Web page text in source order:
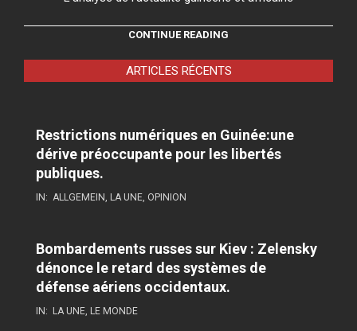
CONTINUE READING
ARTICLES RÉCENTS
Restrictions numériques en Guinée:une
dérive préoccupante pour les libertés
publiques.
IN: ALLGEMEIN, LA UNE, OPINION
Bombardements russes sur Kiev : Zelensky
dénonce le retard des systèmes de
défense aériens occidentaux.
IN: LA UNE, LE MONDE